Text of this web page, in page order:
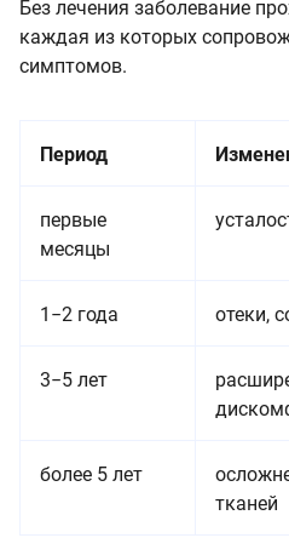
Без лечения заболевание
каждая из которых
симптомов.
Период
первые
месяцы
1−2 года отеки,
3−5 лет
более 5 лет
тканей